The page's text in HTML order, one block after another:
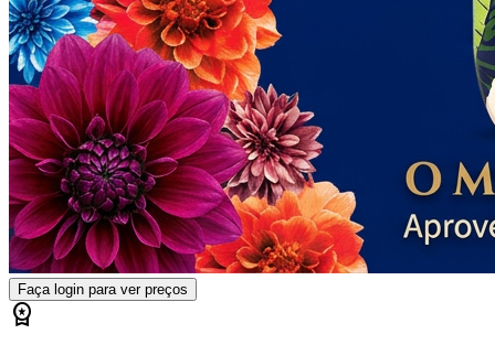
Faça login para ver preços
workspace_premium